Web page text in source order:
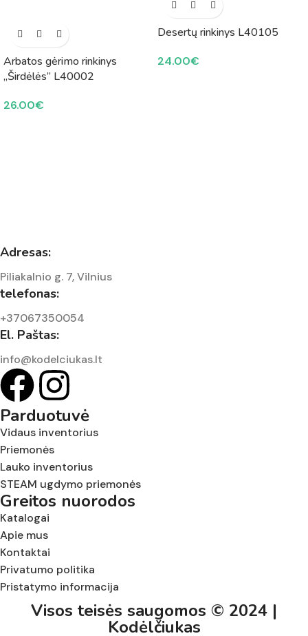
Arbatos gėrimo rinkinys
„Širdėlės” L40002
26.00€
Desertų rinkinys L40105
24.00€
Adresas:
Piliakalnio g. 7, Vilnius
telefonas:
+37067350054
El. Paštas:
info@kodelciukas.lt
Parduotuvė
Vidaus inventorius
Priemonės
Lauko inventorius
STEAM ugdymo priemonės
Greitos nuorodos
Katalogai
Apie mus
Kontaktai
Privatumo politika
Pristatymo informacija
Visos teisės saugomos © 2024 |
Kodėlčiukas